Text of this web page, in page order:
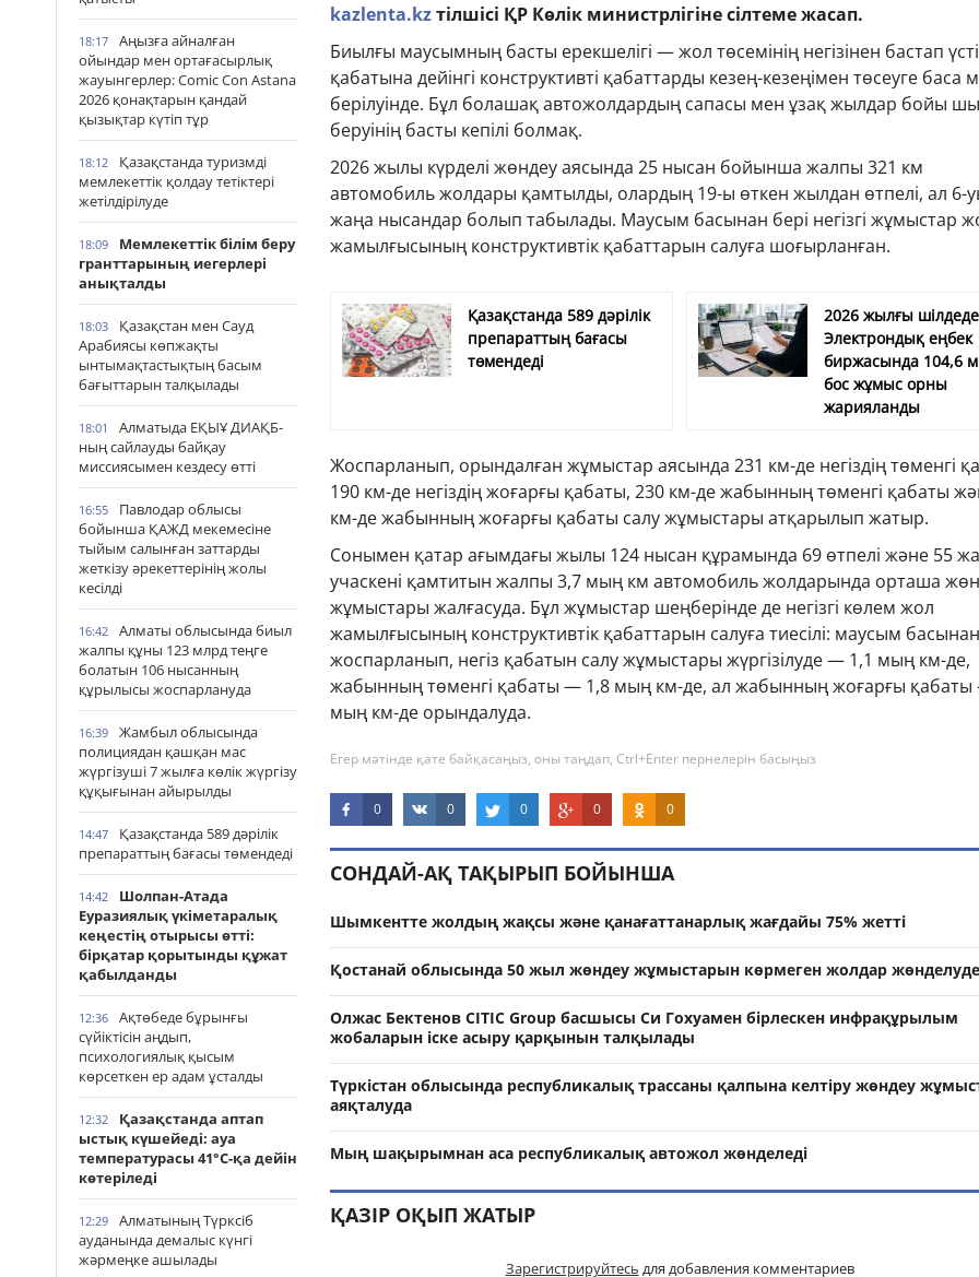
18:17
Аңызға айналған
ойындар мен ортағасырлық
жауынгерлер: Comic Con Astana
2026 қонақтарын қандай
қызықтар күтіп тұр
18:12
Қазақстанда туризмді
мемлекеттік қолдау тетіктері
жетілдірілуде
18:09
Мемлекеттік білім беру
гранттарының иегерлері
анықталды
18:03
Қазақстан мен Сауд
Арабиясы көпжақты
ынтымақтастықтың басым
бағыттарын талқылады
18:01
Алматыда ЕҚЫҰ ДИАҚБ-
ның сайлауды байқау
миссиясымен кездесу өтті
16:55
Павлодар облысы
бойынша ҚАЖД мекемесіне
тыйым салынған заттарды
жеткізу әрекеттерінің жолы
кесілді
16:42
Алматы облысында биыл
жалпы құны 123 млрд теңге
болатын 106 нысанның
құрылысы жоспарлануда
16:39
Жамбыл облысында
полициядан қашқан мас
жүргізуші 7 жылға көлік жүргізу
құқығынан айырылды
14:47
Қазақстанда 589 дәрілік
препараттың бағасы төмендеді
14:42
Шолпан-Атада
Еуразиялық үкіметаралық
кеңестің отырысы өтті:
бірқатар қорытынды құжат
қабылданды
12:36
Ақтөбеде бұрынғы
сүйіктісін аңдып,
психологиялық қысым
көрсеткен ер адам ұсталды
12:32
Қазақстанда аптап
ыстық күшейеді: ауа
температурасы 41°С-қа дейін
көтеріледі
12:29
Алматының Түрксіб
ауданында демалыс күнгі
жәрмеңке ашылады
kazlenta.kzтілшісі ҚР Көлік министрлігіне сілтеме жасап.
Биылғы маусымның басты ерекшелігі — жол төсемінің негізінен бастап
қабатына дейінгі конструктивті қабаттарды кезең-кезеңімен төсеуге баса
берілуінде. Бұл болашақ автожолдардың сапасы мен ұзақ жылдар бойы
беруінің басты кепілі болмақ.
2026 жылы күрделі жөндеу аясында 25 нысан бойынша жалпы 321 км
автомобиль жолдары қамтылды, олардың 19-ы өткен жылдан өтпелі, ал 6-
жаңа нысандар болып табылады. Маусым басынан бері негізгі жұмыстар
жамылғысының конструктивтік қабаттарын салуға шоғырланған.
Қазақстанда 589 дәрілік
препараттың бағасы
төмендеді
2026 жылғы шілдеде
Электрондық еңбек
биржасында 104,6
бос жұмыс орны
жарияланды
Жоспарланып, орындалған жұмыстар аясында 231 км-де негіздің төменгі
190 км-де негіздің жоғарғы қабаты, 230 км-де жабынның төменгі қабаты
км-де жабынның жоғарғы қабаты салу жұмыстары атқарылып жатыр.
Сонымен қатар ағымдағы жылы 124 нысан құрамында 69 өтпелі және 55
учаскені қамтитын жалпы 3,7 мың км автомобиль жолдарында орташа
жұмыстары жалғасуда. Бұл жұмыстар шеңберінде де негізгі көлем жол
жамылғысының конструктивтік қабаттарын салуға тиесілі: маусым
жоспарланып, негіз қабатын салу жұмыстары жүргізілуде — 1,1 мың км-де,
жабынның төменгі қабаты — 1,8 мың км-де, ал жабынның жоғарғы
мың км-де орындалуда.
Егер мәтінде қате байқасаңыз, оны таңдап, Ctrl+Enter пернелерін басыңыз
0 0 0 0 0
СОНДАЙ-АҚ ТАҚЫРЫП БОЙЫНША
Шымкентте жолдың жақсы және қанағаттанарлық жағдайы 75% жетті
Қостанай облысында 50 жыл жөндеу жұмыстарын көрмеген жолдар жөнделуде
Олжас Бектенов CITIC Group басшысы Си Гохуамен бірлескен инфрақұрылым
жобаларын іске асыру қарқынын талқылады
Түркістан облысында республикалық трассаны қалпына келтіру жөндеу
аяқталуда
Мың шақырымнан аса республикалық автожол жөнделеді
ҚАЗІР ОҚЫП ЖАТЫР
Зарегистрируйтесь для добавления комментариев